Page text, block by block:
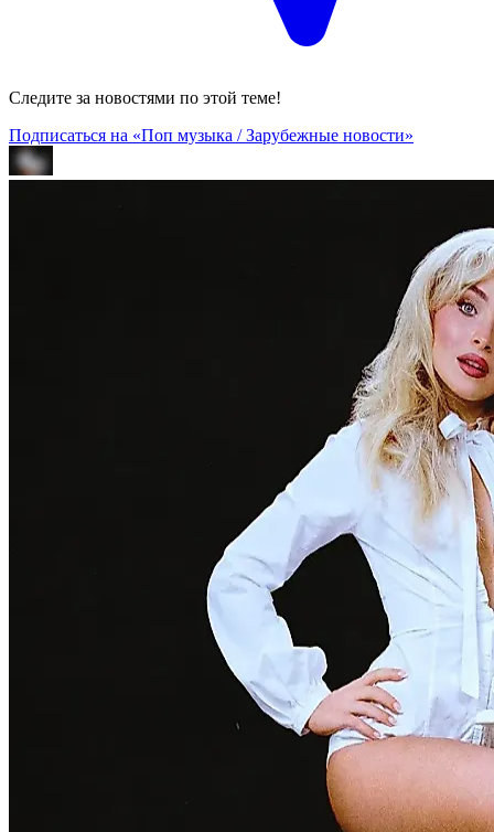
Следите за новостями по этой теме!
Подписаться на «Поп музыка / Зарубежные новости»